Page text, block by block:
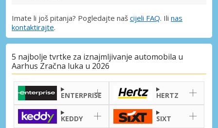
Imate li još pitanja? Pogledajte naš cijeli FAQ. Ili nas
kontaktirajte.
5 najbolje tvrtke za iznajmljivanje automobila u
Aarhus Zračna luka u 2026
ENTERPRISE HERTZ
KEDDY SIXT